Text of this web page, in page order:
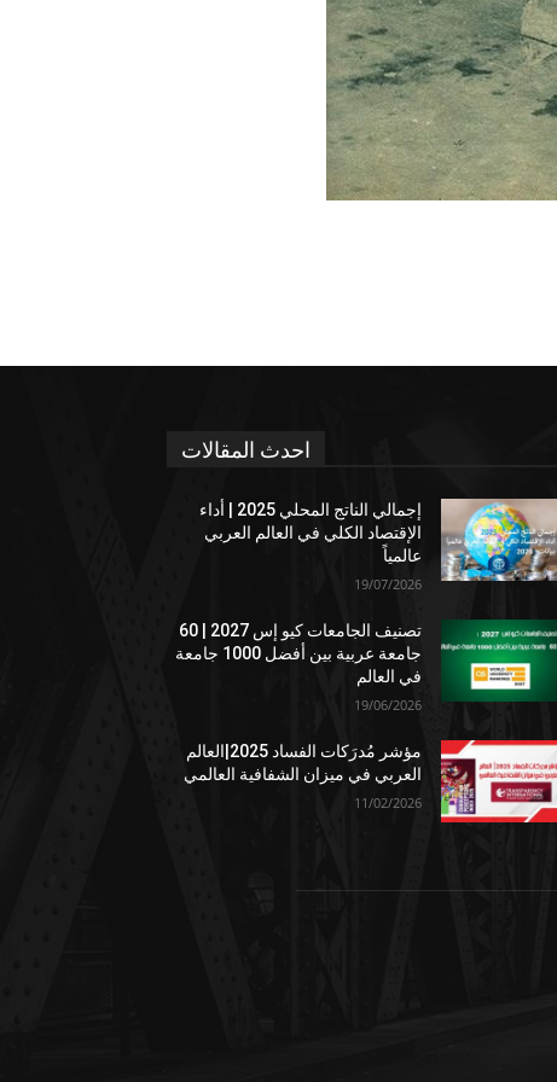
احدث المقالات
إجمالي الناتج المحلي 2025 | أداء
الإقتصاد الكلي في العالم العربي
عالمياً
19/07/2026
تصنيف الجامعات كيو إس 2027 | 60
جامعة عربية بين أفضل 1000 جامعة
في العالم
19/06/2026
مؤشر مُدرَكات الفساد 2025|العالم
العربي في ميزان الشفافية العالمي
11/02/2026